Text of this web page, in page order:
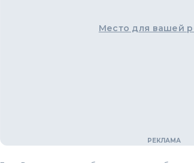
Место для вашей